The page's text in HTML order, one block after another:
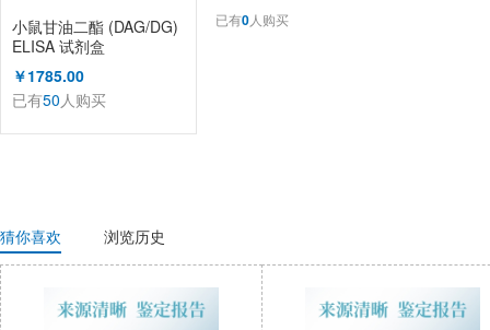
小鼠甘油二酯 (DAG/DG)
ELISA 试剂盒
￥1785.00
已有50人购买
已有0人购买
猜你喜欢 浏览历史